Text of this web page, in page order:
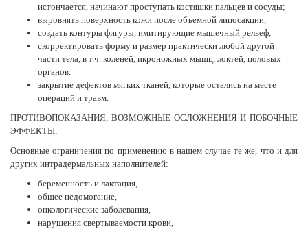
истончается, начинают проступать костяшки пальцев и сосуды;
выровнять поверхность кожи после объемной липосакции;
создать контуры фигуры, имитирующие мышечный рельеф;
скорректировать форму и размер практически любой другой
части тела, в т.ч. коленей, икроножных мышц, локтей, половых
органов.
закрытие дефектов мягких тканей, которые остались на месте
операций и травм.
ПРОТИВОПОКАЗАНИЯ, ВОЗМОЖНЫЕ ОСЛОЖНЕНИЯ И ПОБОЧНЫЕ
ЭФФЕКТЫ:
Основные ограничения по применению в нашем случае те же, что и для
других интрадермальных наполнителей:
беременность и лактация,
общее недомогание,
онкологические заболевания,
нарушения свертываемости крови,